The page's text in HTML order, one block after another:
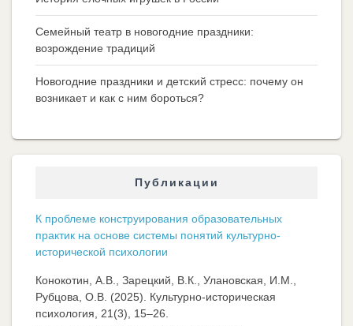
Семейный театр в новогодние праздники:
возрождение традиций
Новогодние праздники и детский стресс: почему он
возникает и как с ним бороться?
Публикации
К проблеме конструирования образовательных
практик на основе системы понятий культурно-
исторической психологии
Конокотин, А.В., Зарецкий, В.К., Улановская, И.М.,
Рубцова, О.В. (2025). Культурно-историческая
психология, 21(3), 15–26.